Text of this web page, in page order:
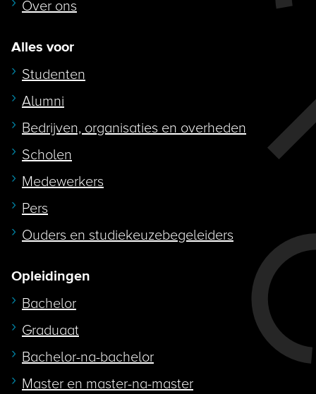
Over ons
Alles voor
Studenten
Alumni
Bedrijven, organisaties en overheden
Scholen
Medewerkers
Pers
Ouders en studiekeuzebegeleiders
Opleidingen
Bachelor
Graduaat
Bachelor-na-bachelor
Master en master-na-master